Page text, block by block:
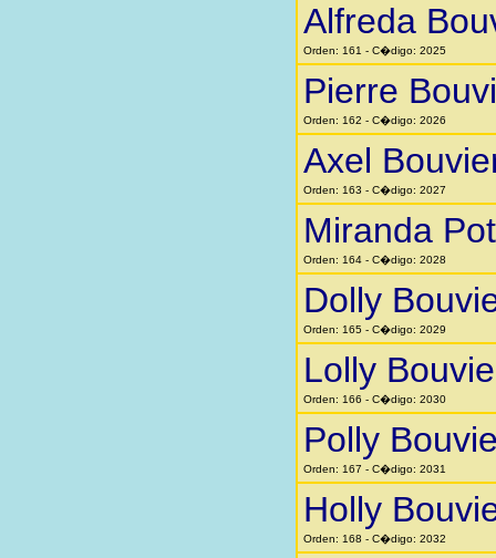
Alfreda
Orden: 161 - C�digo: 2025
Pierre
Orden: 162 - C�digo: 2026
Axel
Orden: 163 - C�digo: 2027
Miranda
Orden: 164 - C�digo: 2028
Dolly
Orden: 165 - C�digo: 2029
Lolly
Orden: 166 - C�digo: 2030
Polly
Orden: 167 - C�digo: 2031
Holly
Orden: 168 - C�digo: 2032